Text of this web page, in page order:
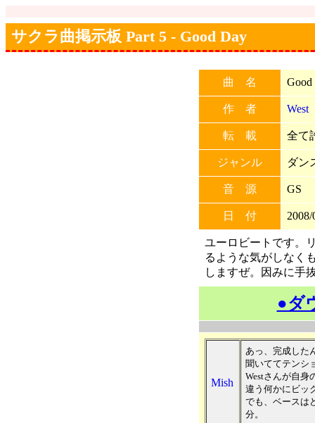
サクラ曲掲示板 Part 5 - Good Day
曲 名 Good
作 者 West
転 載 全て
ジャンル ダン
音 源 GS
日 付
ユーロビートです。
るような気がしなく
しますぜ。因みに手
●ダ
Mish
あっ、完成した
聞いててテンシ
Westさんが自身
違う何かにビッ
でも、ベースは
分。